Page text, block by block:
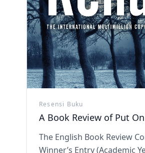
Resensi Buku
A Book Review of Put
The English Book Review
Winner’s Entry (Academic